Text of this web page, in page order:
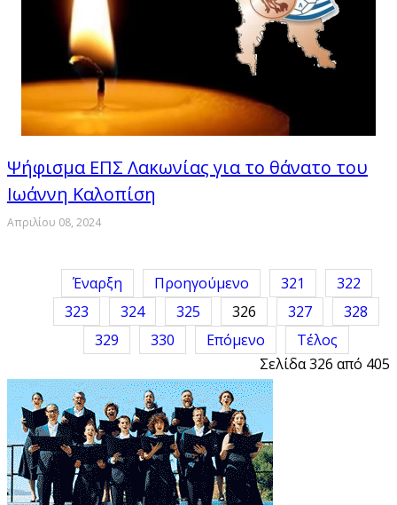
Ψήφισμα ΕΠΣ Λακωνίας για το θάνατο του
Ιωάννη Καλοπίση
Απριλίου 08, 2024
Έναρξη Προηγούμενο 321
322
323
324 325 326 327
328
329
330 Επόμενο
Τέλος
Σελίδα 326 από 405